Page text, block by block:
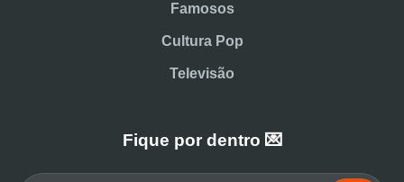
Famosos
Cultura Pop
Televisão
Fique por dentro 💌